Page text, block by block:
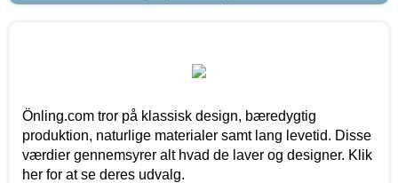
Önling.com tror på klassisk design, bæredygtig
produktion, naturlige materialer samt lang levetid. Disse
værdier gennemsyrer alt hvad de laver og designer. Klik
her for at se deres udvalg.